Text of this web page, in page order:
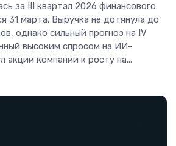
за III квартал 2026 финансового
31 марта. Выручка не дотянула до
однако сильный прогноз на IV
высоким спросом на ИИ-
акции компании к росту на...